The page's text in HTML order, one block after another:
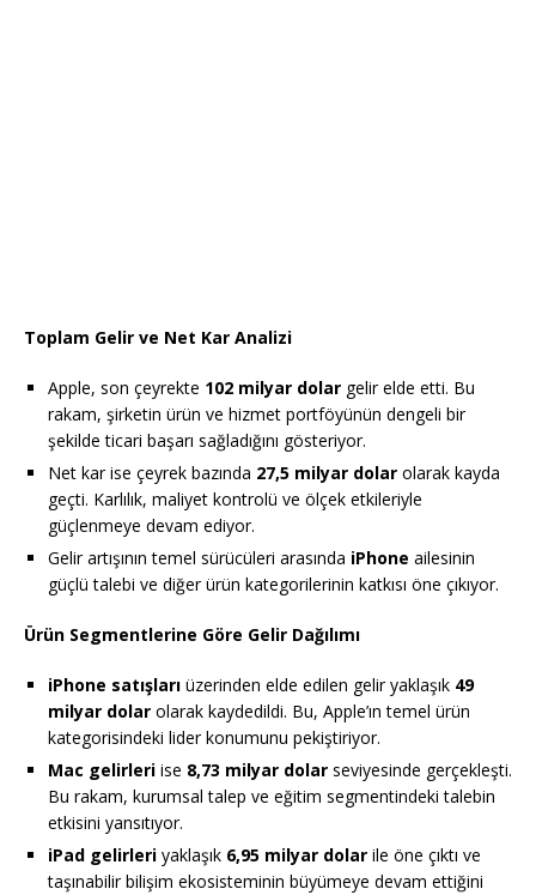
Toplam Gelir ve Net Kar Analizi
Apple, son çeyrekte 102 milyar dolar gelir elde etti. Bu
rakam, şirketin ürün ve hizmet portföyünün dengeli bir
şekilde ticari başarı sağladığını gösteriyor.
Net kar ise çeyrek bazında 27,5 milyar dolar olarak kayda
geçti. Karlılık, maliyet kontrolü ve ölçek etkileriyle
güçlenmeye devam ediyor.
Gelir artışının temel sürücüleri arasında iPhone ailesinin
güçlü talebi ve diğer ürün kategorilerinin katkısı öne çıkıyor.
Ürün Segmentlerine Göre Gelir Dağılımı
iPhone satışları üzerinden elde edilen gelir yaklaşık 49
milyar dolar olarak kaydedildi. Bu, Apple’ın temel ürün
kategorisindeki lider konumunu pekiştiriyor.
Mac gelirleri ise 8,73 milyar dolar seviyesinde gerçekleşti.
Bu rakam, kurumsal talep ve eğitim segmentindeki talebin
etkisini yansıtıyor.
iPad gelirleri yaklaşık 6,95 milyar dolar ile öne çıktı ve
taşınabilir bilişim ekosisteminin büyümeye devam ettiğini